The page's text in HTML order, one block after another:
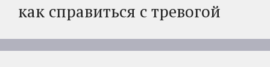
как справиться с тревогой